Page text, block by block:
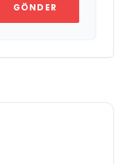
GÖNDER